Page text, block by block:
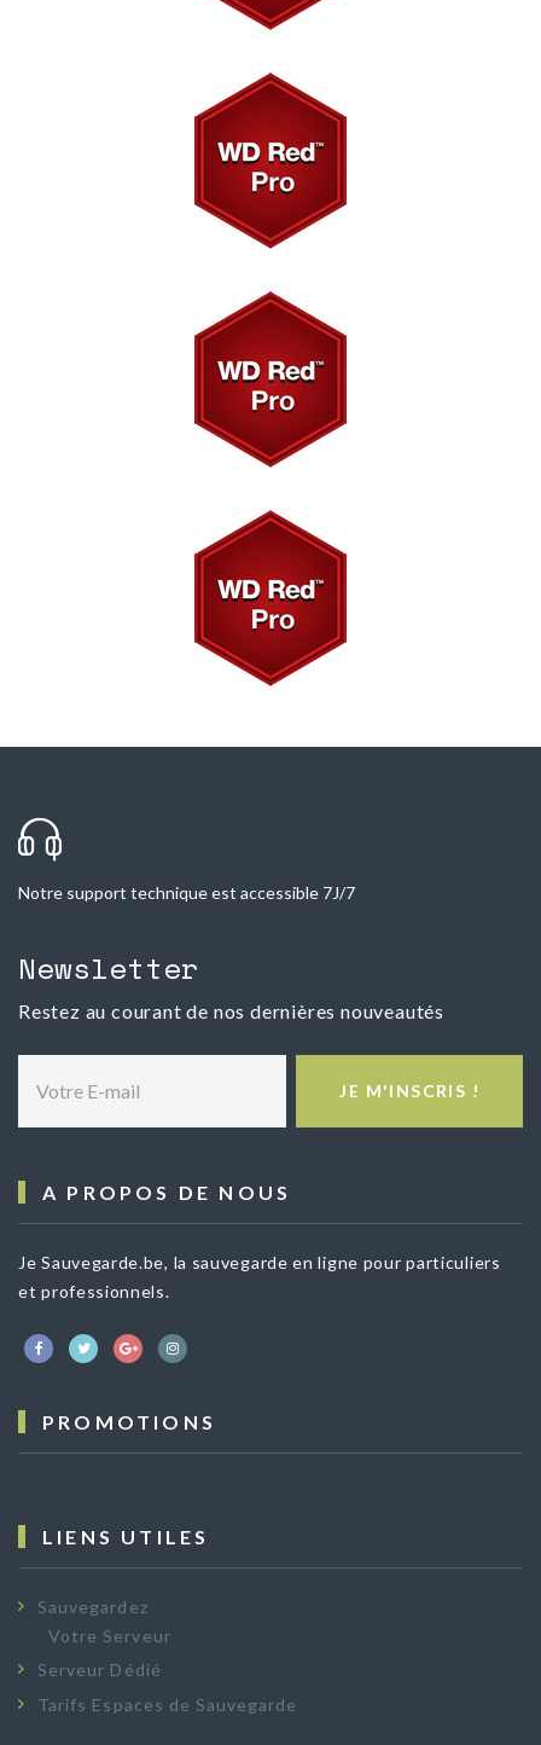
Notre support technique est accessible 7J/7
Newsletter
Restez au courant de nos dernières nouveautés
Votre E-mail JE M'INSCRIS !
A PROPOS DE NOUS
Je Sauvegarde.be, la sauvegarde en ligne pour particuliers
et professionnels.
PROMOTIONS
LIENS UTILES
Sauvegardez
Votre Serveur
Serveur Dédié
Tarifs Espaces de Sauvegarde